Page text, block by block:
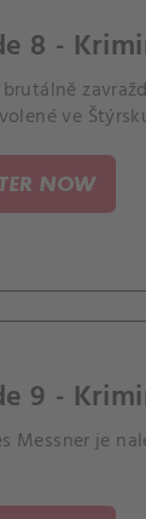
8 -
ve
NOW
9 -
Messner je